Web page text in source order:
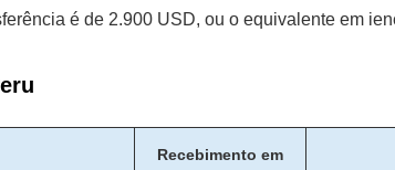
é de 2.900 USD, ou o equivalente em
Recebimento em